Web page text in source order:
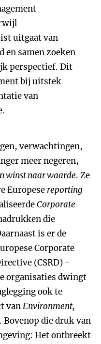
uitgaat van
en samen zoeken
perspectief. Dit
bij uitstek
van
verwachtingen,
meer negeren,
winst naar waarde. Ze
Europese reporting
Corporate
die
is er de
Corporate
(CSRD) -
organisaties dwingt
ook te
vanEnvironment,
Bovenop die druk van
Het ontbreekt